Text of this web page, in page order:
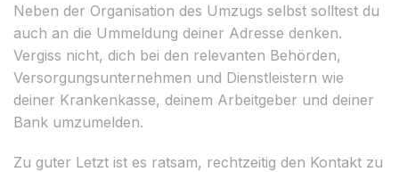
Neben der Organisation des Umzugs selbst solltest du
auch an die Ummeldung deiner Adresse denken.
Vergiss nicht, dich bei den relevanten Behörden,
Versorgungsunternehmen und Dienstleistern wie
deiner Krankenkasse, deinem Arbeitgeber und deiner
Bank umzumelden.
Zu guter Letzt ist es ratsam, rechtzeitig den Kontakt zu